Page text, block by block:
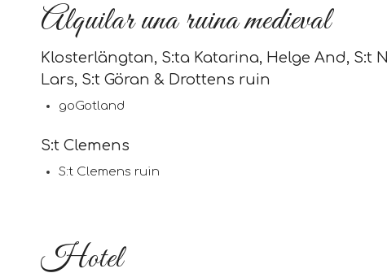
Alquilar una ruina medieval
Klosterlängtan, S:ta Katarina, Helge And, S:t
Lars, S:t Göran & Drottens ruin
goGotland
S:t Clemens
S:t Clemens ruin
Hotel